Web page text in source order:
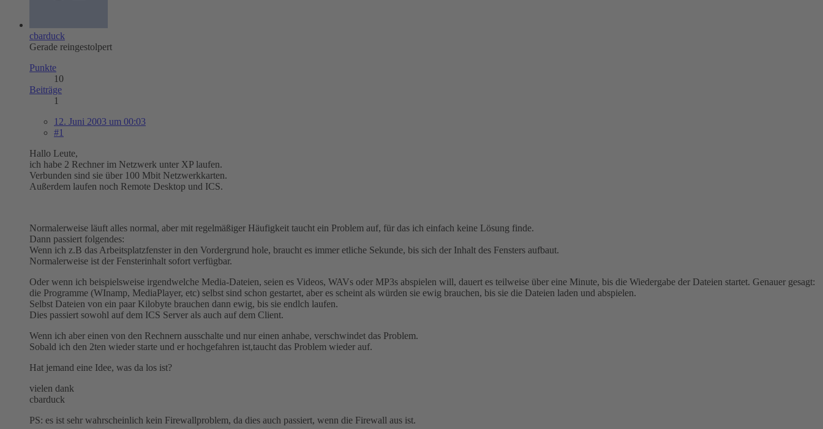
cbarduck
Gerade reingestolpert
Punkte
10
Beiträge
1
12. Juni 2003 um 00:03
#1
Hallo Leute,
ich habe 2 Rechner im Netzwerk unter XP laufen.
Verbunden sind sie über 100 Mbit Netzwerkkarten.
Außerdem laufen noch Remote Desktop und ICS.
Normalerweise läuft alles normal, aber mit regelmäßiger Häufigkeit taucht ein Problem auf, für das ich einfach keine Lösung finde.
Dann passiert folgendes:
Wenn ich z.B das Arbeitsplatzfenster in den Vordergrund hole, braucht es immer etliche Sekunde, bis sich der Inhalt des Fensters aufbaut.
Normalerweise ist der Fensterinhalt sofort verfügbar.
Oder wenn ich beispielsweise irgendwelche Media-Dateien, seien es Videos, WAVs oder MP3s abspielen will, dauert es teilweise über eine Minute, bis die Wiedergabe der Dateien startet. Genauer gesagt:
die Programme (WInamp, MediaPlayer, etc) selbst sind schon gestartet, aber es scheint als würden sie ewig brauchen, bis sie die Dateien laden und abspielen.
Selbst Dateien von ein paar Kilobyte brauchen dann ewig, bis sie endlch laufen.
Dies passiert sowohl auf dem ICS Server als auch auf dem Client.
Wenn ich aber einen von den Rechnern ausschalte und nur einen anhabe, verschwindet das Problem.
Sobald ich den 2ten wieder starte und er hochgefahren ist,taucht das Problem wieder auf.
Hat jemand eine Idee, was da los ist?
vielen dank
cbarduck
PS: es ist sehr wahrscheinlich kein Firewallproblem, da dies auch passiert, wenn die Firewall aus ist.